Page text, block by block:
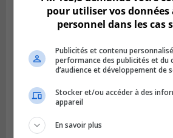
pour utiliser vos données
personnel dans les cas
Publicités et contenu
performance des publicités et du
d’audience et développement de
Stocker et/ou accéder à des
appareil
En savoir plus